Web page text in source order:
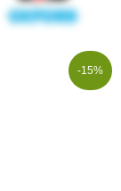
-15%